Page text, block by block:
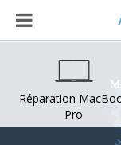
Réparation
Pro